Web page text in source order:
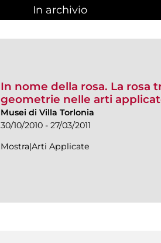
In archivio
In nome della rosa. La rosa
geometrie nelle arti
Musei di Villa Torlonia
30/10/2010 - 27/03/2011
Mostra|Arti Applicate